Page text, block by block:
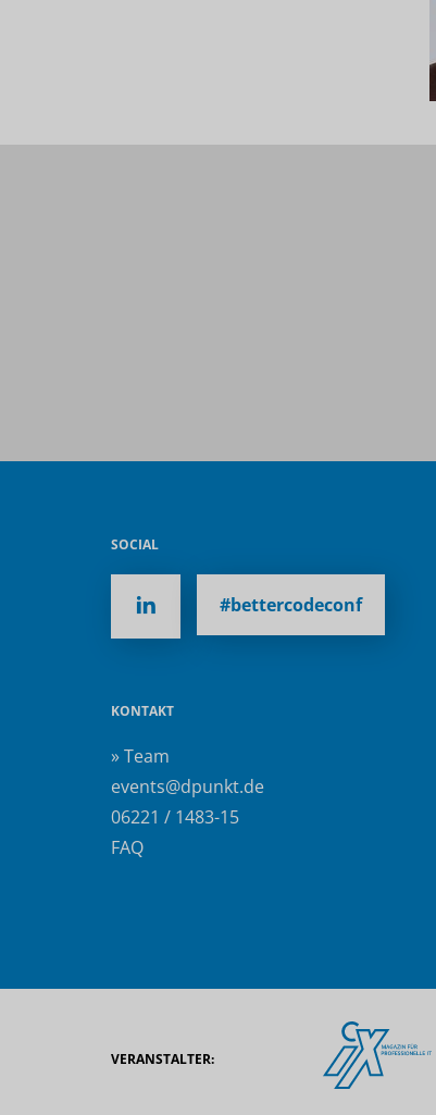
SOCIAL
#bettercodeconf
KONTAKT
» Team
events@dpunkt.de
06221 / 1483-15
FAQ
VERANSTALTER: